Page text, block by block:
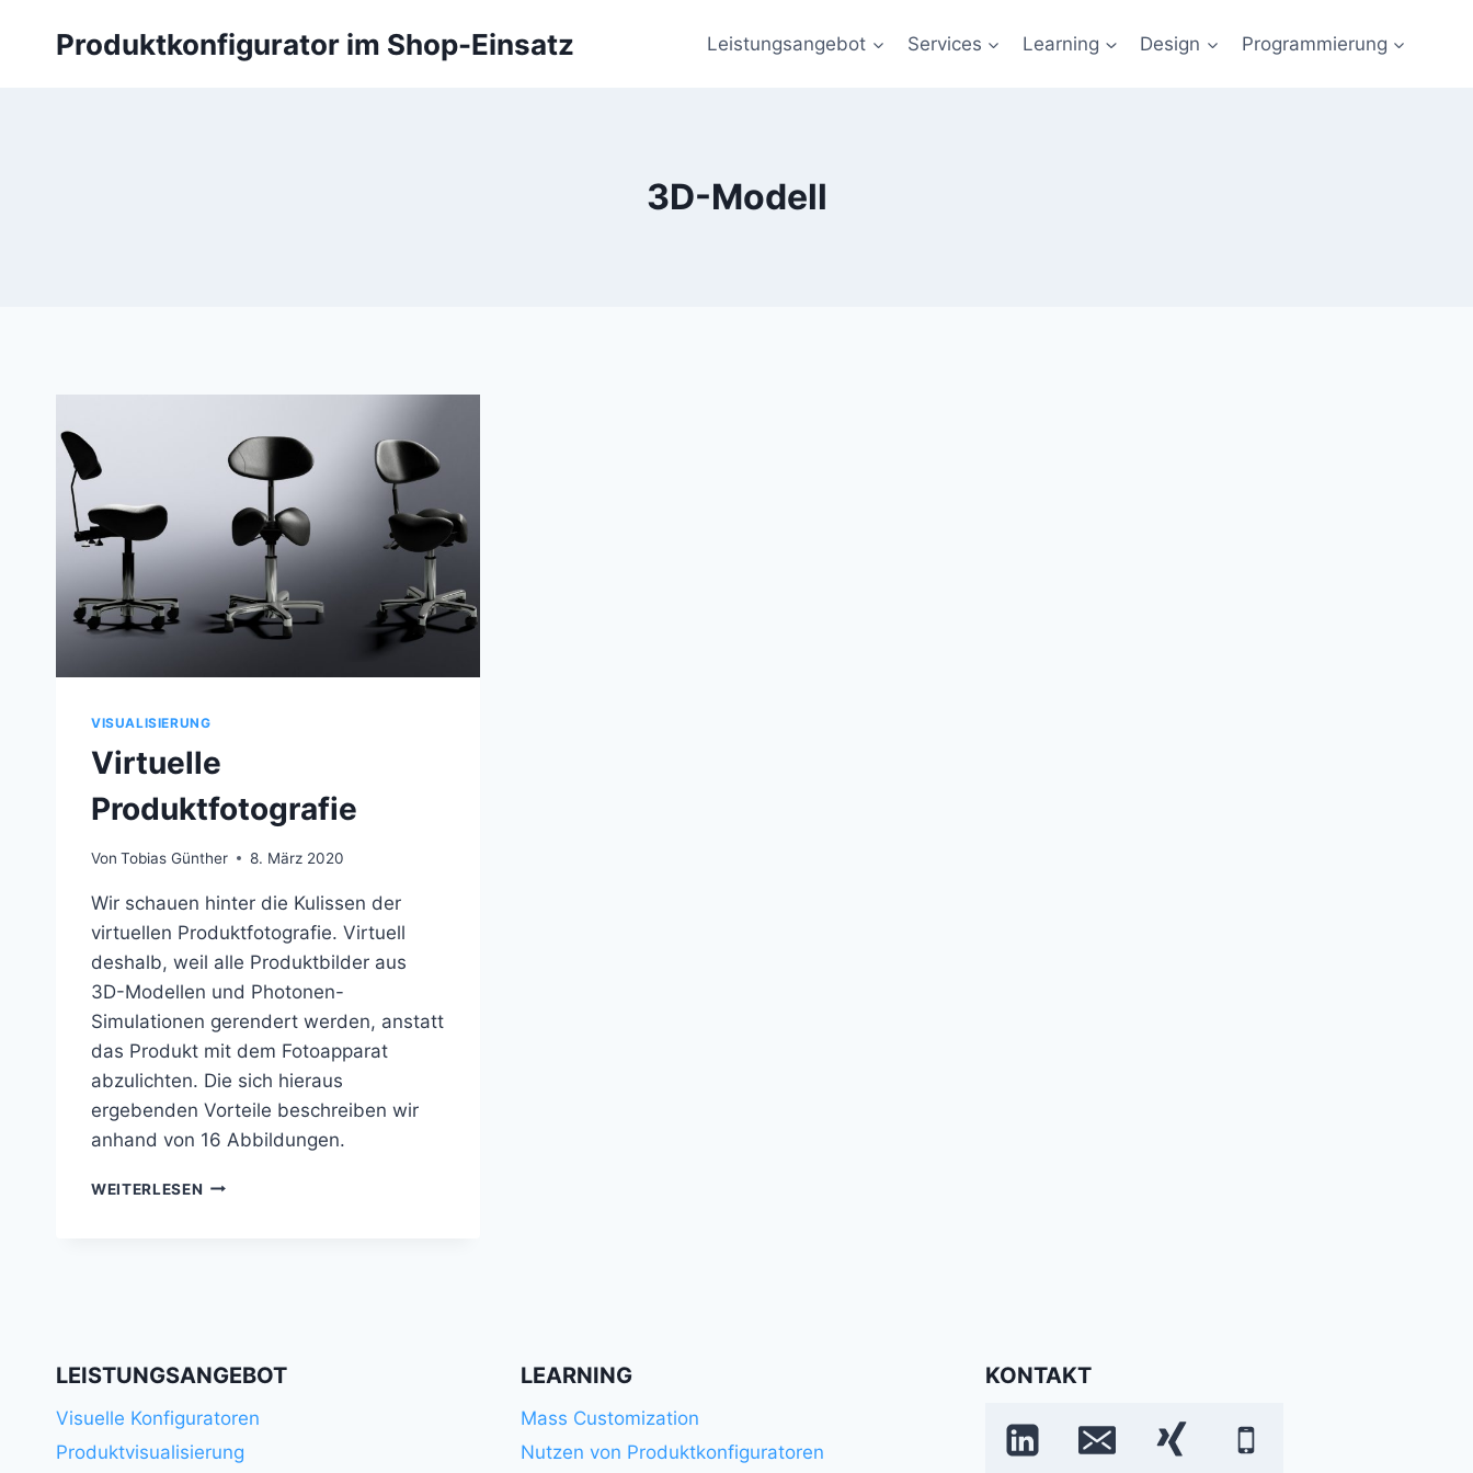
Produktkonfigurator im Shop-Einsatz Leistungsangebot Services Learning Design Programmierung
3D-Modell
VISUALISIERUNG
Virtuelle
Produktfotografie
Von Tobias Günther 8. März 2020
Wir schauen hinter die Kulissen der
virtuellen Produktfotografie. Virtuell
deshalb, weil alle Produktbilder aus
3D-Modellen und Photonen-
Simulationen gerendert werden, anstatt
das Produkt mit dem Fotoapparat
abzulichten. Die sich hieraus
ergebenden Vorteile beschreiben wir
anhand von 16 Abbildungen.
WEITERLESEN VIRTUELLE
LEISTUNGSANGEBOT
Visuelle Konfiguratoren
Produktvisualisierung
LEARNING
Mass Customization
Nutzen von Produktkonfiguratoren
KONTAKT